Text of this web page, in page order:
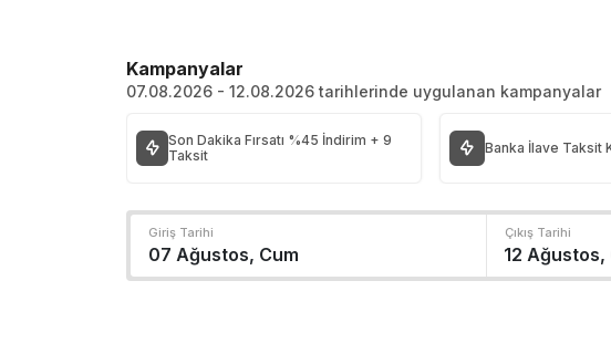
Kampanyalar
07.08.2026 - 12.08.2026 tarihlerinde uygulanan kampanyalar
Son Dakika Fırsatı %45 İndirim + 9
Taksit
Banka İlave Taksit
Giriş Tarihi Çıkış Tarihi